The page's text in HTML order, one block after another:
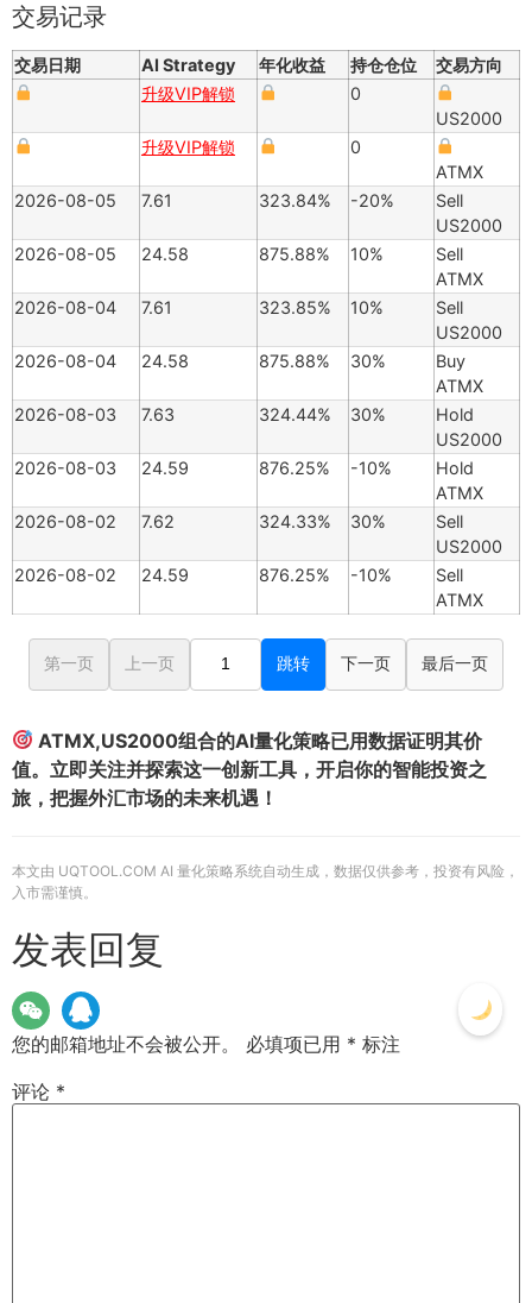
交易记录
交易日期 AI Strategy 年化收益 持仓仓位
交易方向
升级VIP解锁
0
US2000
升级VIP解锁
0
ATMX
2026-08-05
7.61 323.84% -20%
Sell
US2000
2026-08-05
24.58 875.88% 10%
Sell
ATMX
2026-08-04
7.61 323.85% 10%
Sell
US2000
2026-08-04
24.58 875.88% 30%
Buy
ATMX
2026-08-03
7.63 324.44% 30%
Hold
US2000
2026-08-03
24.59 876.25% -10%
Hold
ATMX
2026-08-02
7.62 324.33% 30%
Sell
US2000
2026-08-02
24.59 876.25% -10%
Sell
ATMX
第一页 上一页 跳转 下一页 最后一页
ATMX,US2000组合的AI量化策略已用数据证明其价
值。立即关注并探索这一创新工具，开启你的智能投资之
旅，把握外汇市场的未来机遇！
本文由 UQTOOL.COM AI 量化策略系统自动生成，数据仅供参考，投资有风险，
入市需谨慎。
发表回复
您的邮箱地址不会被公开。 必填项已用 * 标注
评论 *